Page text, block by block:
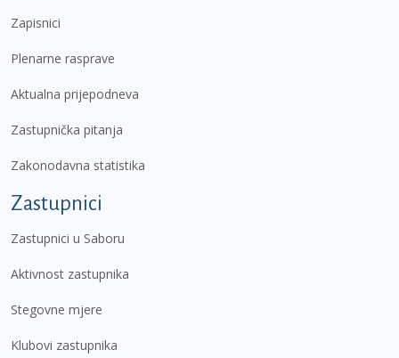
Zapisnici
Plenarne rasprave
Aktualna prijepodneva
Zastupnička pitanja
Zakonodavna statistika
Zastupnici
Zastupnici u Saboru
Aktivnost zastupnika
Stegovne mjere
Klubovi zastupnika